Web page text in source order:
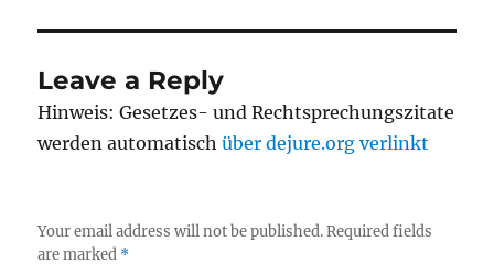
Leave a Reply
Hinweis: Gesetzes- und Rechtsprechungszitate
werden automatischüber dejure.org verlinkt
Your email address will not be published. Required fields
are marked *